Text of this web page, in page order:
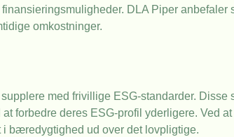
DLA Piper anbefaler
omkostninger.
med frivillige ESG-standarder. Disse
forbedre deres ESG-profil yderligere. Ved
bæredygtighed ud over det lovpligtige.